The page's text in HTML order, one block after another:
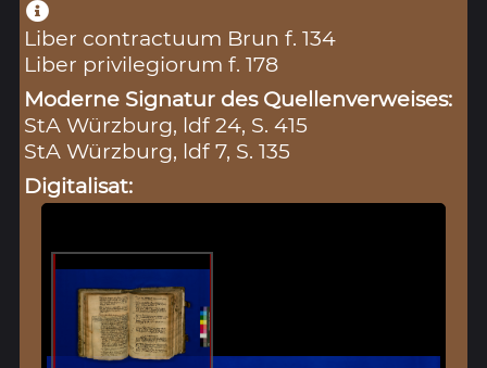
Liber contractuum Brun f. 134
Liber privilegiorum f. 178
Moderne Signatur des Quellenverweises:
StA Würzburg, ldf 24, S. 415
StA Würzburg, ldf 7, S. 135
Digitalisat: